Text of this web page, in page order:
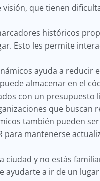
que tienen
históricos
Esto les permite
ayuda a reducir
almacenar en el
con un
que buscan
también pueden
para mantenerse
ciudad y no estás
a ir de un